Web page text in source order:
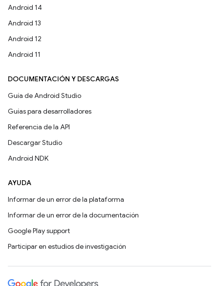
Android 14
Android 13
Android 12
Android 11
DOCUMENTACIÓN Y DESCARGAS
Guía de Android Studio
Guías para desarrolladores
Referencia de la API
Descargar Studio
Android NDK
AYUDA
Informar de un error de la plataforma
Informar de un error de la documentación
Google Play support
Participar en estudios de investigación